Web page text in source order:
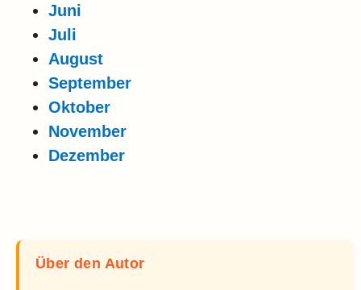
Juni
Juli
August
September
Oktober
November
Dezember
Über den Autor